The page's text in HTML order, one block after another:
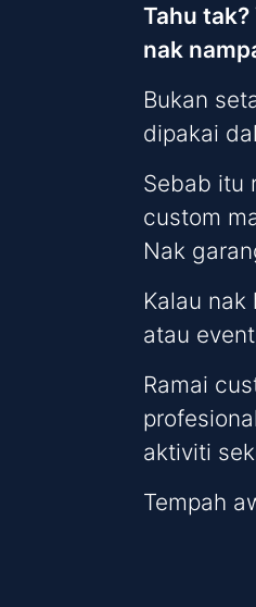
Tahu
nak
Bukan
dipakai
Sebab itu
custom
Nak
Kalau
atau
Ramai
aktiviti
Tempah